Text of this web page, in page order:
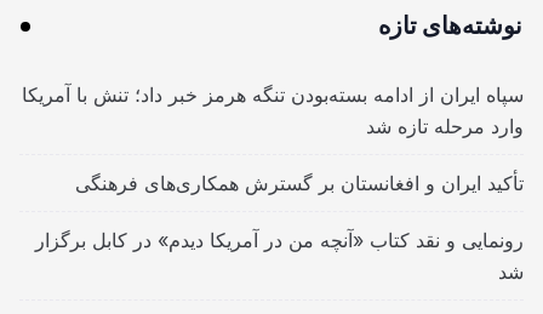
نوشته‌های تازه
سپاه ایران از ادامه بسته‌بودن تنگه هرمز خبر داد؛ تنش با آمریکا
وارد مرحله تازه شد
تأکید ایران و افغانستان بر گسترش همکاری‌های فرهنگی
رونمایی و نقد کتاب «آنچه من در آمریکا دیدم» در کابل برگزار
شد